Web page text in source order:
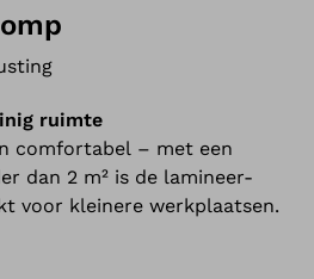
ruimte
comfortabel – met een
dan 2 m² is de lamineer-
voor kleinere werkplaatsen.